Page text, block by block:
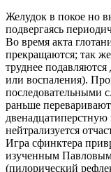
Желудок в покое но
подвергаясь
Во время акта
прекращаются; так
труднее
или воспаления).
последовательными
раньше
нейтрализуется
Игра сфинктера
изученным
(пилорический